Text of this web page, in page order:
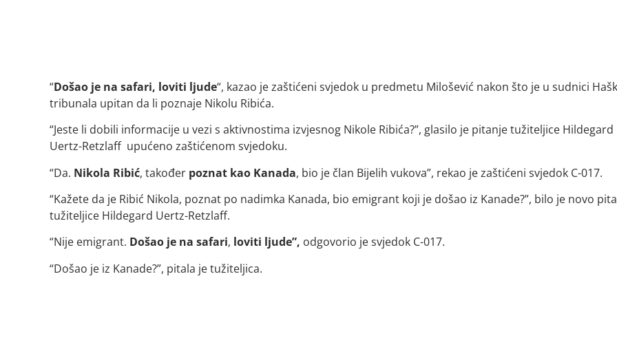
“Došao je na safari, loviti ljude“, kazao je zaštićeni svjedok u predmetu Milošević nakon što je u sudnici
tribunala upitan da li poznaje Nikolu Ribića.
“Jeste li dobili informacije u vezi s aktivnostima izvjesnog Nikole Ribića?”, glasilo je pitanje tužiteljice Hildegard
Uertz-Retzlaff upućeno zaštićenom svjedoku.
“Da. Nikola Ribić, također poznat kao Kanada, bio je član Bijelih vukova”, rekao je zaštićeni svjedok C-017.
“Kažete da je Ribić Nikola, poznat po nadimka Kanada, bio emigrant koji je došao iz Kanade?”, bilo je novo
tužiteljice Hildegard Uertz-Retzlaff.
“Nije emigrant. Došao je na safari, loviti ljude”, odgovorio je svjedok C-017.
“Došao je iz Kanade?”, pitala je tužiteljica.